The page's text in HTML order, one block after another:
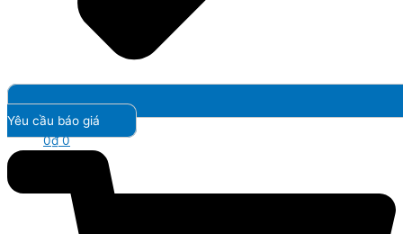
Yêu cầu báo giá
0₫ 0